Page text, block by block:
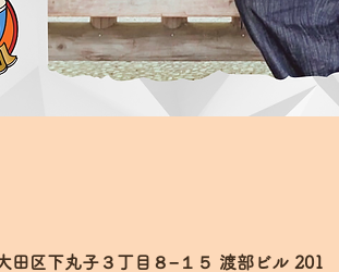
区下丸子３丁目８−１５ 渡部ビル 201